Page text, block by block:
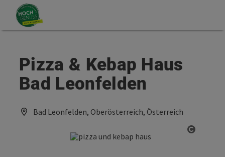
Zum Inhalt
Zum Seitenanfang
Pizza & Kebap Haus
Bad Leonfelden
Bad Leonfelden, Oberösterreich, Österreich